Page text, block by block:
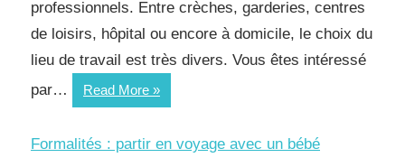
professionnels. Entre crèches, garderies, centres
de loisirs, hôpital ou encore à domicile, le choix du
lieu de travail est très divers. Vous êtes intéressé
par…
Read More Petite
Enfance
Formalités : partir en voyage avec un bébé